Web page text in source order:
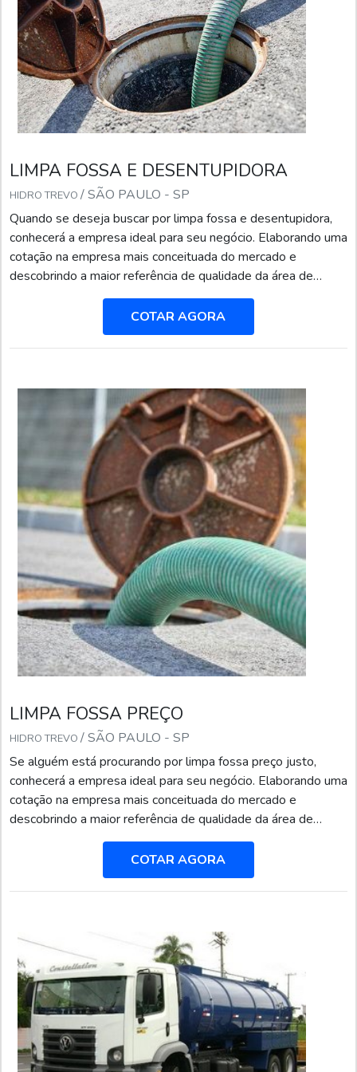
LIMPA FOSSA E DESENTUPIDORA
HIDRO TREVO / SÃO PAULO - SP
Quando se deseja buscar por limpa fossa e desentupidora,
conhecerá a empresa ideal para seu negócio. Elaborando uma
cotação na empresa mais conceituada do mercado e
descobrindo a maior referência de qualidade da área de
atuação.MAIS SOBRE LIMPA FOSSA E
DESENTUPIDORAQuem quer achar limpa fossa e
desentupidora em uma empresa inovadora, vai até o site da
Hidro Trevo. Atuando com limpeza de fossa séptica e
COTAR AGORA
LIMPA FOSSA PREÇO
HIDRO TREVO / SÃO PAULO - SP
Se alguém está procurando por limpa fossa preço justo,
conhecerá a empresa ideal para seu negócio. Elaborando uma
cotação na empresa mais conceituada do mercado e
descobrindo a maior referência de qualidade da área de
atuação.Quando a procura é por limpa fossa preço
acessível,com os profissionais especializados da Hidro Trevo
o cliente atingirá precisão com métodos padronizados de
trabalho.LIMPA FOSSA PREÇO JUSTO E ACESSÍVELA
COTAR AGORA